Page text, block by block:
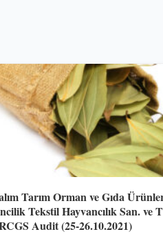
Tarım Orman ve Gıda
Tekstil Hayvancılık San. ve
Audit (25-26.10.2021)